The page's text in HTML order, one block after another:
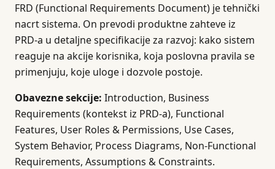
FRD (Functional Requirements Document) je tehnički
nacrt sistema. On prevodi produktne zahteve iz
PRD-a u detaljne specifikacije za razvoj: kako sistem
reaguje na akcije korisnika, koja poslovna pravila se
primenjuju, koje uloge i dozvole postoje.
Obavezne sekcije: Introduction, Business
Requirements (kontekst iz PRD-a), Functional
Features, User Roles & Permissions, Use Cases,
System Behavior, Process Diagrams, Non-Functional
Requirements, Assumptions & Constraints.